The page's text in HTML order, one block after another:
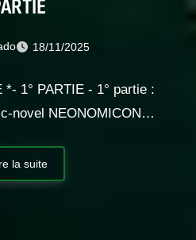
18/11/2025
1° PARTIE - 1° partie :
novel NEONOMICON…
la suite